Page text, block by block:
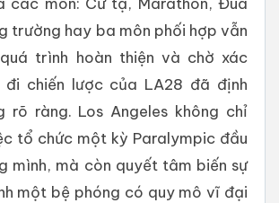
trường hay ba môn phối hợp vẫn
trình hoàn thiện và chờ xác
đi chiến lược của LA28 đã định
rõ ràng. Los Angeles không chỉ
tổ chức một kỳ Paralympic đầu
mình, mà còn quyết tâm biến sự
một bệ phóng có quy mô vĩ đại